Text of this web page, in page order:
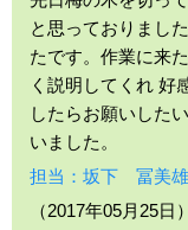
と思っておりまし
たです。作業に来
く説明してくれ 好
したらお願いした
いました。
担当：坂下 冨美雄
（2017年05月25日）